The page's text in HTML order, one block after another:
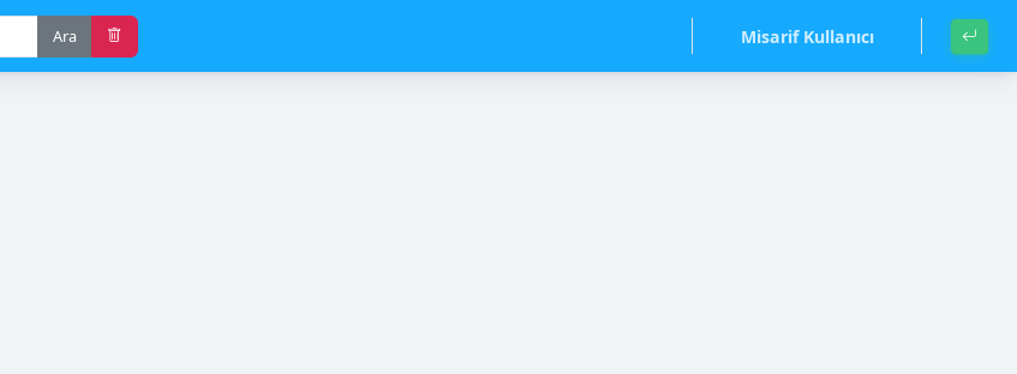
Ara Misarif Kullanıcı